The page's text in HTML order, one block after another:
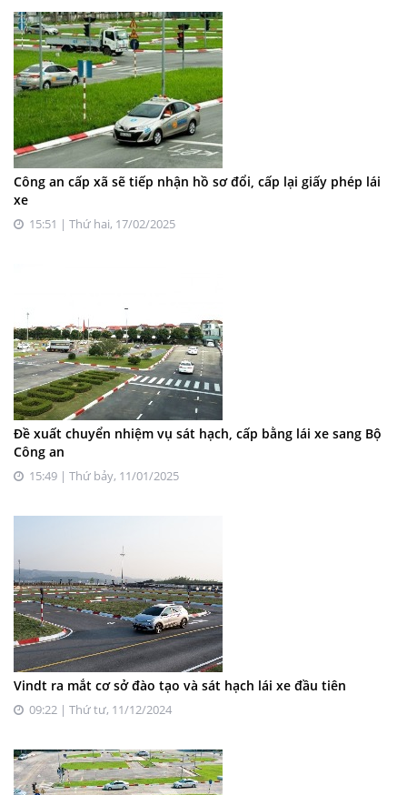
Công an cấp xã sẽ tiếp nhận hồ sơ đổi, cấp lại giấy phép lái
xe
15:51 | Thứ hai, 17/02/2025
Đề xuất chuyển nhiệm vụ sát hạch, cấp bằng lái xe sang Bộ
Công an
15:49 | Thứ bảy, 11/01/2025
Vindt ra mắt cơ sở đào tạo và sát hạch lái xe đầu tiên
09:22 | Thứ tư, 11/12/2024